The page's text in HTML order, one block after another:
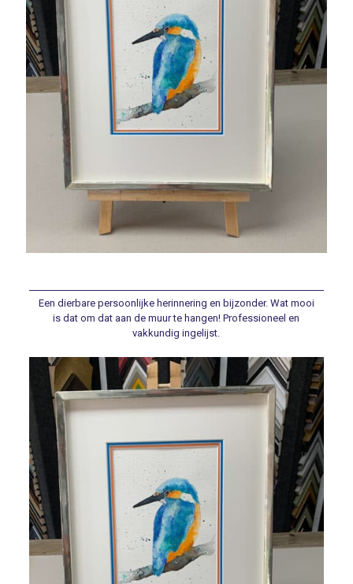
Een dierbare persoonlijke herinnering en bijzonder. Wat mooi
is dat om dat aan de muur te hangen! Professioneel en
vakkundig ingelijst.